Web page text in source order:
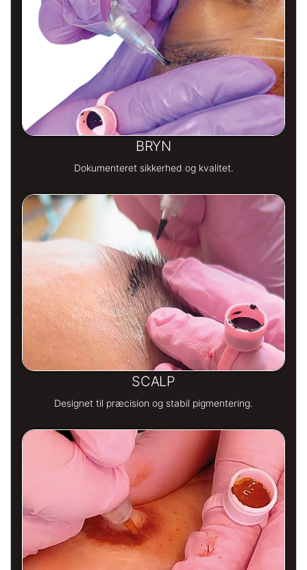
BRYN
Dokumenteret sikkerhed og kvalitet.
SCALP
Designet til præcision og stabil pigmentering.